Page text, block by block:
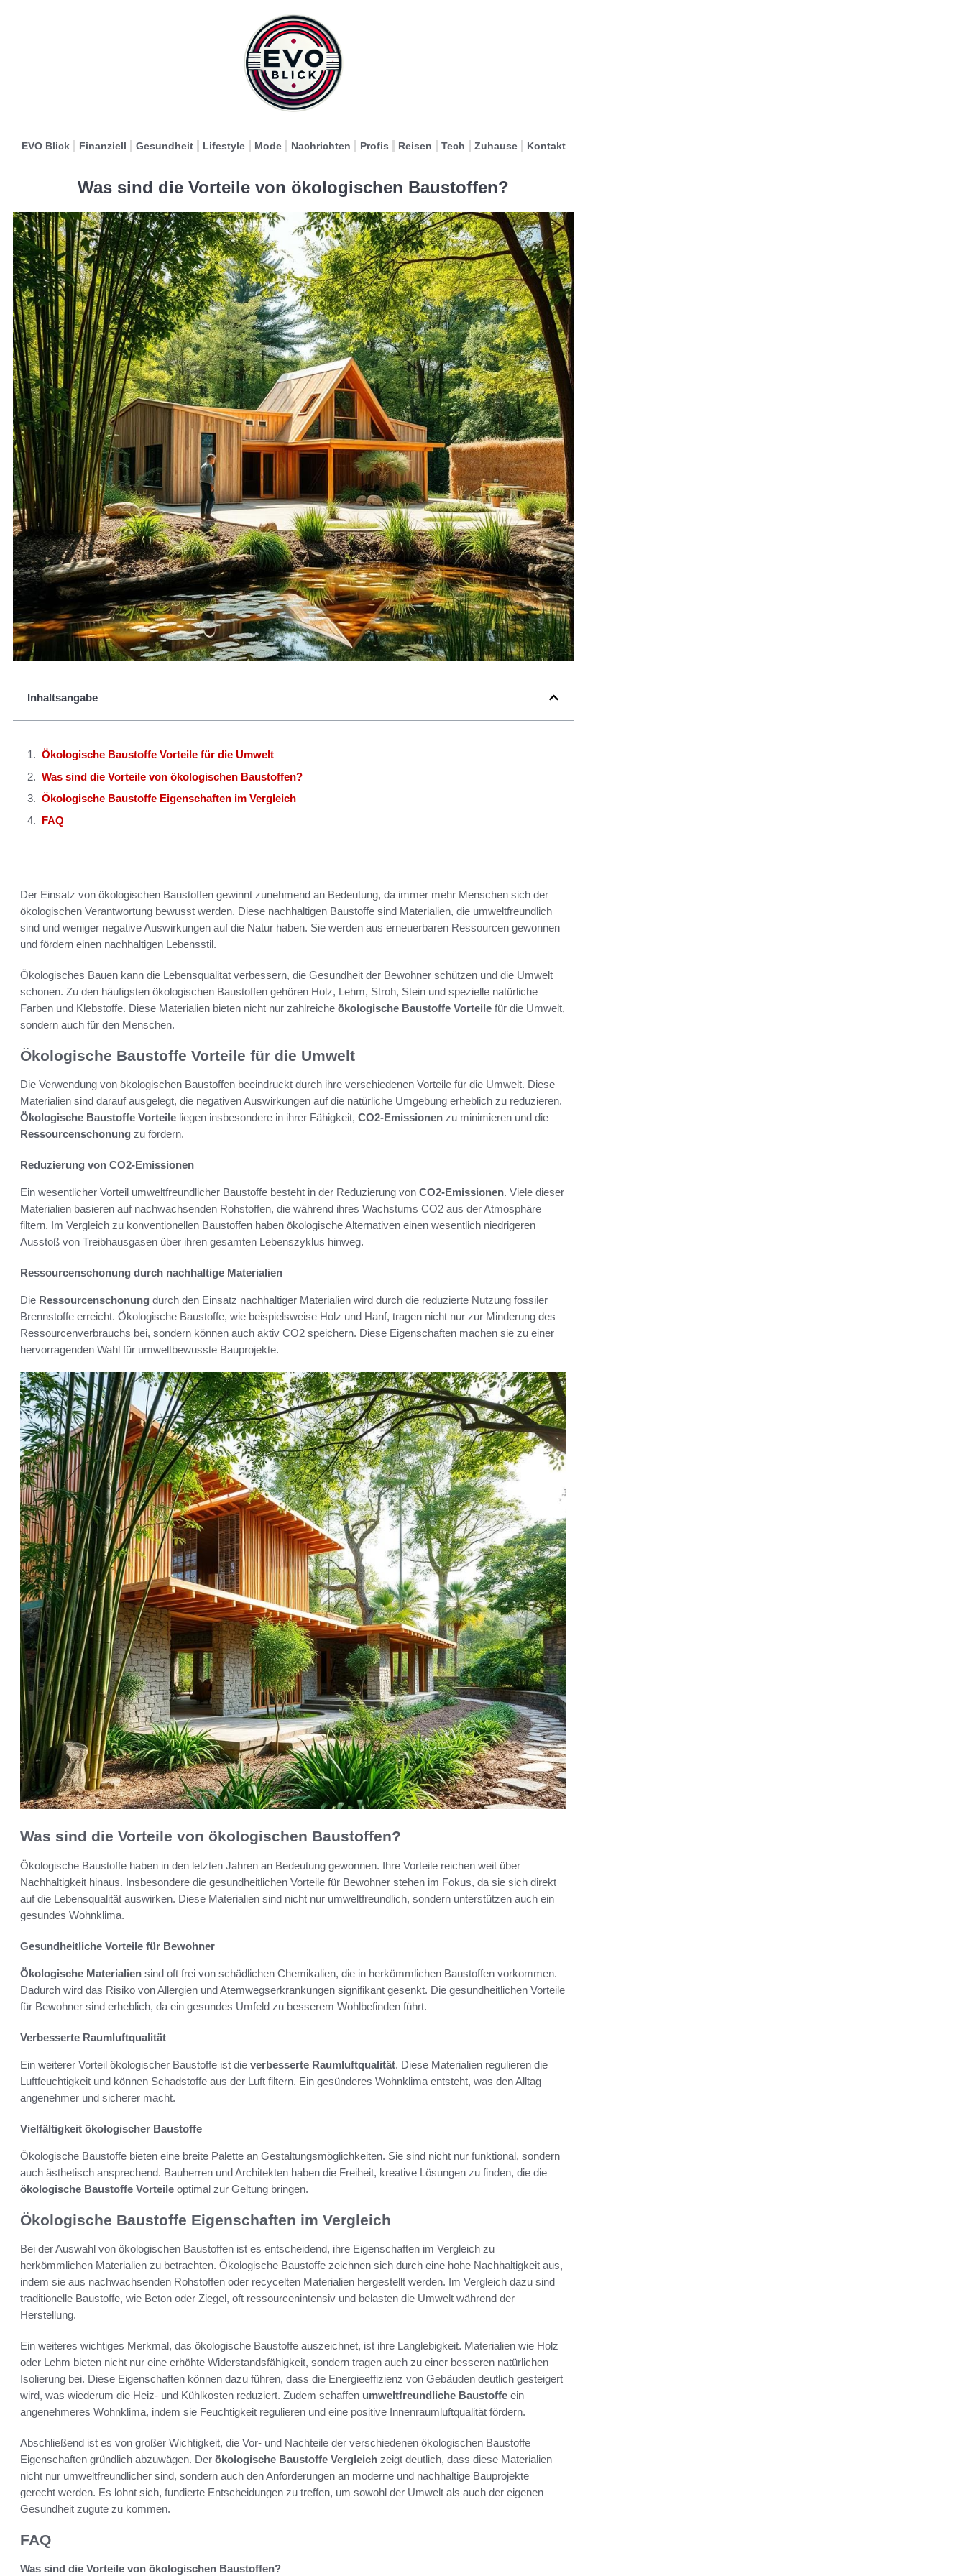
EVO Blick Finanziell Gesundheit Lifestyle Mode Nachrichten Profis Reisen Tech Zuhause Kontakt
Was sind die Vorteile von ökologischen Baustoffen?
Inhaltsangabe
Ökologische Baustoffe Vorteile für die Umwelt
Was sind die Vorteile von ökologischen Baustoffen?
Ökologische Baustoffe Eigenschaften im Vergleich
FAQ
Der Einsatz von ökologischen Baustoffen gewinnt zunehmend an Bedeutung, da immer mehr Menschen sich der
ökologischen Verantwortung bewusst werden. Diese nachhaltigen Baustoffe sind Materialien, die umweltfreundlich
sind und weniger negative Auswirkungen auf die Natur haben. Sie werden aus erneuerbaren Ressourcen gewonnen
und fördern einen nachhaltigen Lebensstil.
Ökologisches Bauen kann die Lebensqualität verbessern, die Gesundheit der Bewohner schützen und die Umwelt
schonen. Zu den häufigsten ökologischen Baustoffen gehören Holz, Lehm, Stroh, Stein und spezielle natürliche
Farben und Klebstoffe. Diese Materialien bieten nicht nur zahlreiche ökologische Baustoffe Vorteile für die Umwelt,
sondern auch für den Menschen.
Ökologische Baustoffe Vorteile für die Umwelt
Die Verwendung von ökologischen Baustoffen beeindruckt durch ihre verschiedenen Vorteile für die Umwelt. Diese
Materialien sind darauf ausgelegt, die negativen Auswirkungen auf die natürliche Umgebung erheblich zu reduzieren.
Ökologische Baustoffe Vorteile liegen insbesondere in ihrer Fähigkeit, CO2-Emissionen zu minimieren und die
Ressourcenschonung zu fördern.
Reduzierung von CO2-Emissionen
Ein wesentlicher Vorteil umweltfreundlicher Baustoffe besteht in der Reduzierung von CO2-Emissionen. Viele dieser
Materialien basieren auf nachwachsenden Rohstoffen, die während ihres Wachstums CO2 aus der Atmosphäre
filtern. Im Vergleich zu konventionellen Baustoffen haben ökologische Alternativen einen wesentlich niedrigeren
Ausstoß von Treibhausgasen über ihren gesamten Lebenszyklus hinweg.
Ressourcenschonung durch nachhaltige Materialien
Die Ressourcenschonung durch den Einsatz nachhaltiger Materialien wird durch die reduzierte Nutzung fossiler
Brennstoffe erreicht. Ökologische Baustoffe, wie beispielsweise Holz und Hanf, tragen nicht nur zur Minderung des
Ressourcenverbrauchs bei, sondern können auch aktiv CO2 speichern. Diese Eigenschaften machen sie zu einer
hervorragenden Wahl für umweltbewusste Bauprojekte.
Was sind die Vorteile von ökologischen Baustoffen?
Ökologische Baustoffe haben in den letzten Jahren an Bedeutung gewonnen. Ihre Vorteile reichen weit über
Nachhaltigkeit hinaus. Insbesondere die gesundheitlichen Vorteile für Bewohner stehen im Fokus, da sie sich direkt
auf die Lebensqualität auswirken. Diese Materialien sind nicht nur umweltfreundlich, sondern unterstützen auch ein
gesundes Wohnklima.
Gesundheitliche Vorteile für Bewohner
Ökologische Materialien sind oft frei von schädlichen Chemikalien, die in herkömmlichen Baustoffen vorkommen.
Dadurch wird das Risiko von Allergien und Atemwegserkrankungen signifikant gesenkt. Die gesundheitlichen Vorteile
für Bewohner sind erheblich, da ein gesundes Umfeld zu besserem Wohlbefinden führt.
Verbesserte Raumluftqualität
Ein weiterer Vorteil ökologischer Baustoffe ist die verbesserte Raumluftqualität. Diese Materialien regulieren die
Luftfeuchtigkeit und können Schadstoffe aus der Luft filtern. Ein gesünderes Wohnklima entsteht, was den Alltag
angenehmer und sicherer macht.
Vielfältigkeit ökologischer Baustoffe
Ökologische Baustoffe bieten eine breite Palette an Gestaltungsmöglichkeiten. Sie sind nicht nur funktional, sondern
auch ästhetisch ansprechend. Bauherren und Architekten haben die Freiheit, kreative Lösungen zu finden, die die
ökologische Baustoffe Vorteile optimal zur Geltung bringen.
Ökologische Baustoffe Eigenschaften im Vergleich
Bei der Auswahl von ökologischen Baustoffen ist es entscheidend, ihre Eigenschaften im Vergleich zu
herkömmlichen Materialien zu betrachten. Ökologische Baustoffe zeichnen sich durch eine hohe Nachhaltigkeit aus,
indem sie aus nachwachsenden Rohstoffen oder recycelten Materialien hergestellt werden. Im Vergleich dazu sind
traditionelle Baustoffe, wie Beton oder Ziegel, oft ressourcenintensiv und belasten die Umwelt während der
Herstellung.
Ein weiteres wichtiges Merkmal, das ökologische Baustoffe auszeichnet, ist ihre Langlebigkeit. Materialien wie Holz
oder Lehm bieten nicht nur eine erhöhte Widerstandsfähigkeit, sondern tragen auch zu einer besseren natürlichen
Isolierung bei. Diese Eigenschaften können dazu führen, dass die Energieeffizienz von Gebäuden deutlich gesteigert
wird, was wiederum die Heiz- und Kühlkosten reduziert. Zudem schaffen umweltfreundliche Baustoffe ein
angenehmeres Wohnklima, indem sie Feuchtigkeit regulieren und eine positive Innenraumluftqualität fördern.
Abschließend ist es von großer Wichtigkeit, die Vor- und Nachteile der verschiedenen ökologischen Baustoffe
Eigenschaften gründlich abzuwägen. Der ökologische Baustoffe Vergleich zeigt deutlich, dass diese Materialien
nicht nur umweltfreundlicher sind, sondern auch den Anforderungen an moderne und nachhaltige Bauprojekte
gerecht werden. Es lohnt sich, fundierte Entscheidungen zu treffen, um sowohl der Umwelt als auch der eigenen
Gesundheit zugute zu kommen.
FAQ
Was sind die Vorteile von ökologischen Baustoffen?